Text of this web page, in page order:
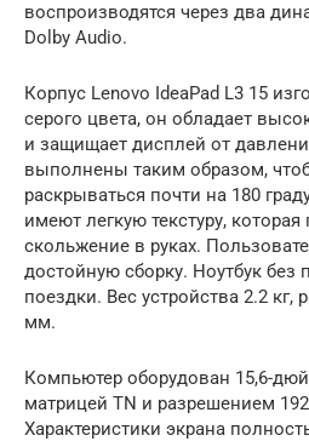
воспроизводятся через два
Dolby Audio.
Корпус Lenovo IdeaPad L3 15
серого цвета, он обладает
и защищает дисплей от
выполнены таким образом,
раскрываться почти на 180
имеют легкую текстуру,
скольжение в руках.
достойную сборку. Ноутбук
поездки. Вес устройства 2.2 кг,
мм.
Компьютер оборудован 15,6-
матрицей TN и разрешением
Характеристики экрана